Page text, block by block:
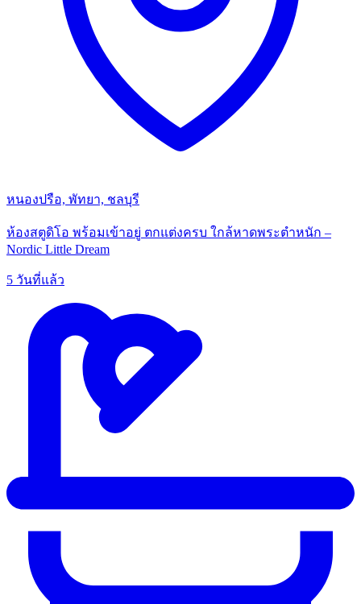
หนองปรือ, พัทยา, ชลบุรี
ห้องสตูดิโอ พร้อมเข้าอยู่ ตกแต่งครบ ใกล้หาดพระตำหนัก –
Nordic Little Dream
5 วันที่แล้ว